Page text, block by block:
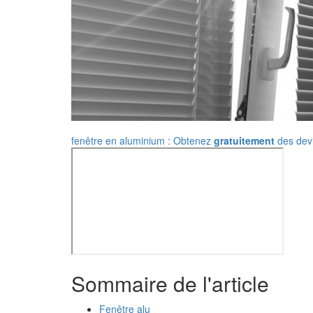
fenêtre en aluminium : Obtenez gratuitement des
Sommaire de l'article
Fenêtre alu